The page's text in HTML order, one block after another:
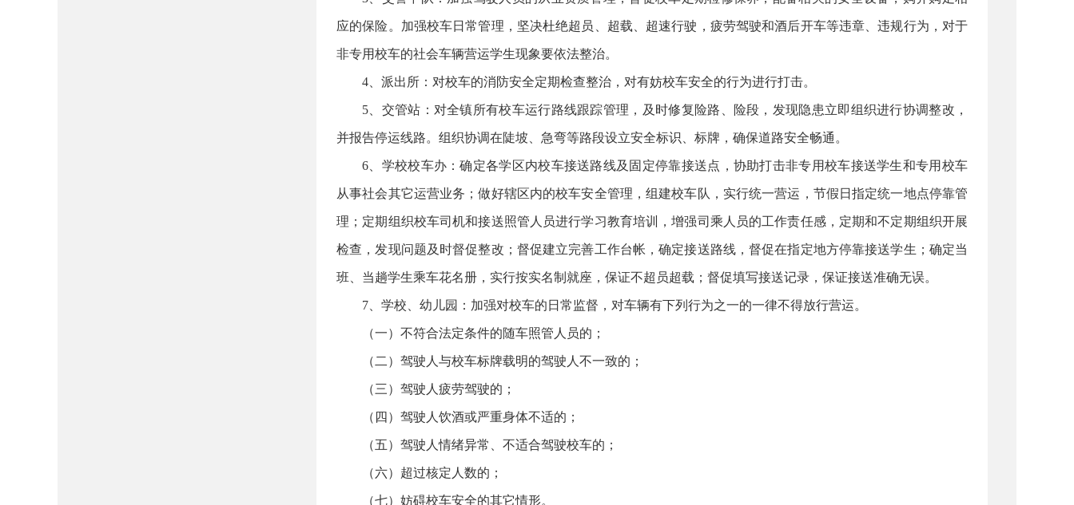
应的保险。加强校车日常管理，坚决杜绝超员、超载、超速行驶，疲劳驾驶和酒后开车等违章、违规行为，对于
非专用校车的社会车辆营运学生现象要依法整治。
4、派出所：对校车的消防安全定期检查整治，对有妨校车安全的行为进行打击。
5、交管站：对全镇所有校车运行路线跟踪管理，及时修复险路、险段，发现隐患立即组织进行协调整改，
并报告停运线路。组织协调在陡坡、急弯等路段设立安全标识、标牌，确保道路安全畅通。
6、学校校车办：确定各学区内校车接送路线及固定停靠接送点，协助打击非专用校车接送学生和专用校车
从事社会其它运营业务；做好辖区内的校车安全管理，组建校车队，实行统一营运，节假日指定统一地点停靠管
理；定期组织校车司机和接送照管人员进行学习教育培训，增强司乘人员的工作责任感，定期和不定期组织开展
检查，发现问题及时督促整改；督促建立完善工作台帐，确定接送路线，督促在指定地方停靠接送学生；确定当
班、当趟学生乘车花名册，实行按实名制就座，保证不超员超载；督促填写接送记录，保证接送准确无误。
7、学校、幼儿园：加强对校车的日常监督，对车辆有下列行为之一的一律不得放行营运。
（一）不符合法定条件的随车照管人员的；
（二）驾驶人与校车标牌载明的驾驶人不一致的；
（三）驾驶人疲劳驾驶的；
（四）驾驶人饮酒或严重身体不适的；
（五）驾驶人情绪异常、不适合驾驶校车的；
（六）超过核定人数的；
（七）妨碍校车安全的其它情形。